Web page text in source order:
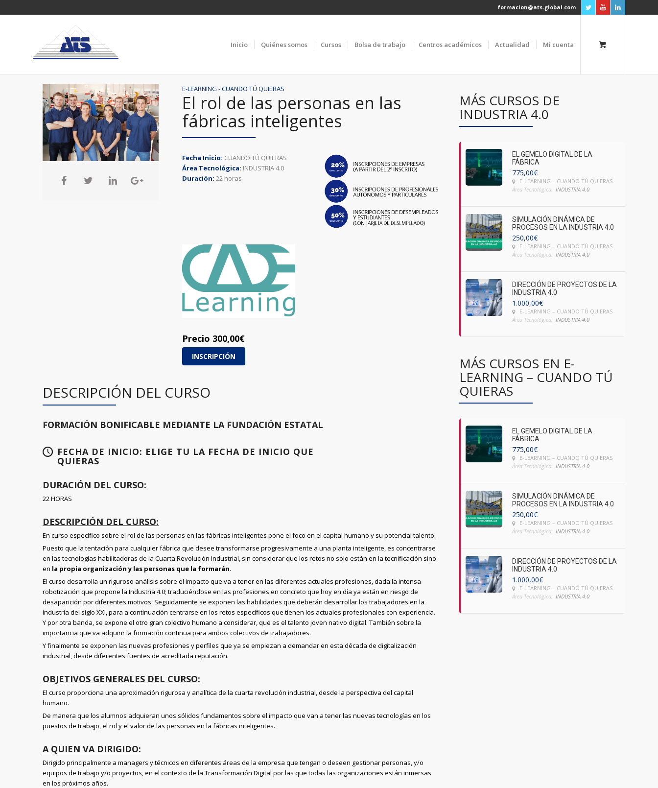
formacion@ats-global.com
Inicio Quiénes somos Cursos Bolsa de trabajo Centros académicos Actualidad Mi cuenta
E-LEARNING - CUANDO TÚ QUIERAS
El rol de las personas en las
fábricas inteligentes
Fecha Inicio: CUANDO TÚ QUIERAS
Área Tecnológica: INDUSTRIA 4.0
Duración: 22 horas
Precio 300,00€
INSCRIPCIÓN
DESCRIPCIÓN DEL CURSO
FORMACIÓN BONIFICABLE MEDIANTE LA FUNDACIÓN ESTATAL
FECHA DE INICIO: ELIGE TU LA FECHA DE INICIO QUE
QUIERAS
DURACIÓN DEL CURSO:
22 HORAS
DESCRIPCIÓN DEL CURSO:
En curso específico sobre el rol de las personas en las fábricas inteligentes pone el foco en el capital humano y su potencial talento.
Puesto que la tentación para cualquier fábrica que desee transformarse progresivamente a una planta inteligente, es concentrarse
en las tecnologías habilitadoras de la Cuarta Revolución Industrial, sin considerar que los retos no solo están en la tecnificación sino
en la propia organización y las personas que la formarán.
El curso desarrolla un riguroso análisis sobre el impacto que va a tener en las diferentes actuales profesiones, dada la intensa
robotización que propone la Industria 4.0; traduciéndose en las profesiones en concreto que hoy en día ya están en riesgo de
desaparición por diferentes motivos. Seguidamente se exponen las habilidades que deberán desarrollar los trabajadores en la
industria del siglo XXI, para a continuación centrarse en los retos específicos que tienen los actuales profesionales con experiencia.
Y por otra banda, se expone el otro gran colectivo humano a considerar, que es el talento joven nativo digital. También sobre la
importancia que va adquirir la formación continua para ambos colectivos de trabajadores.
Y finalmente se exponen las nuevas profesiones y perfiles que ya se empiezan a demandar en esta década de digitalización
industrial, desde diferentes fuentes de acreditada reputación.
OBJETIVOS GENERALES DEL CURSO:
El curso proporciona una aproximación rigurosa y analítica de la cuarta revolución industrial, desde la perspectiva del capital
humano.
De manera que los alumnos adquieran unos sólidos fundamentos sobre el impacto que van a tener las nuevas tecnologías en los
puestos de trabajo, el rol y el valor de las personas en la fábricas inteligentes.
A QUIEN VA DIRIGIDO:
Dirigido principalmente a managers y técnicos en diferentes áreas de la empresa que tengan o deseen gestionar personas, y/o
equipos de trabajo y/o proyectos, en el contexto de la Transformación Digital por las que todas las organizaciones están inmersas
en los próximos años.
MÁS CURSOS DE
INDUSTRIA 4.0
EL GEMELO DIGITAL DE LA
FÁBRICA
775,00€
E-LEARNING – CUANDO TÚ QUIERAS
Área Tecnológica: INDUSTRIA 4.0
SIMULACIÓN DINÁMICA DE
PROCESOS EN LA INDUSTRIA 4.0
250,00€
E-LEARNING – CUANDO TÚ QUIERAS
Área Tecnológica: INDUSTRIA 4.0
DIRECCIÓN DE PROYECTOS DE LA
INDUSTRIA 4.0
1.000,00€
E-LEARNING – CUANDO TÚ QUIERAS
Área Tecnológica: INDUSTRIA 4.0
MÁS CURSOS EN E-
LEARNING – CUANDO TÚ
QUIERAS
EL GEMELO DIGITAL DE LA
FÁBRICA
775,00€
E-LEARNING – CUANDO TÚ QUIERAS
Área Tecnológica: INDUSTRIA 4.0
SIMULACIÓN DINÁMICA DE
PROCESOS EN LA INDUSTRIA 4.0
250,00€
E-LEARNING – CUANDO TÚ QUIERAS
Área Tecnológica: INDUSTRIA 4.0
DIRECCIÓN DE PROYECTOS DE LA
INDUSTRIA 4.0
1.000,00€
E-LEARNING – CUANDO TÚ QUIERAS
Área Tecnológica: INDUSTRIA 4.0